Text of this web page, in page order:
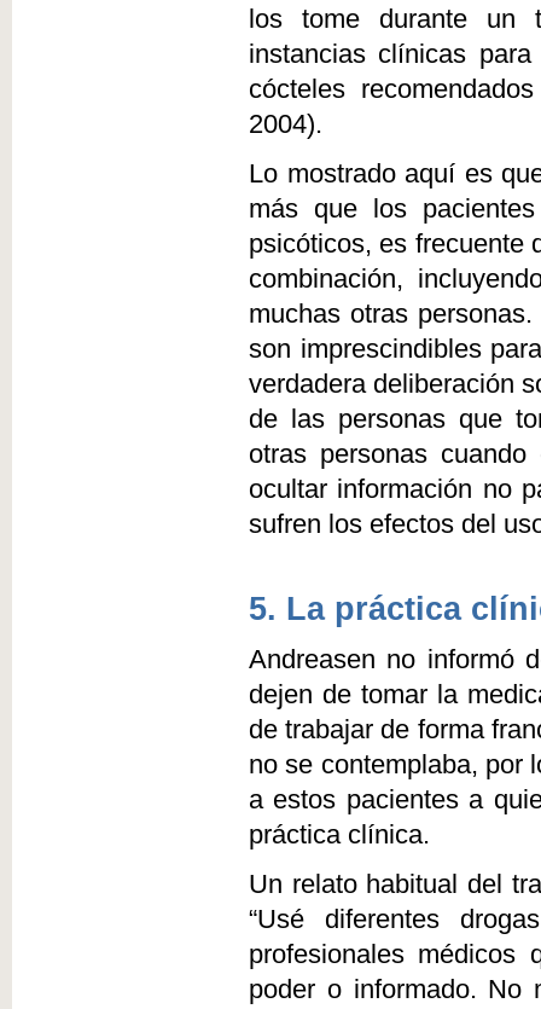
los tome durante un
instancias clínicas
cócteles
2004).
Lo mostrado aquí es
más que los
psicóticos, es frecuente
combinación,
muchas otras
son imprescindibles
verdadera deliberación
de las personas que
otras personas
ocultar información no
sufren los efectos del
5. La práctica
Andreasen no informó
dejen de tomar la
de trabajar de forma
no se contemplaba, por
a estos pacientes a
práctica clínica.
Un relato habitual del
“Usé diferentes
profesionales médicos
poder o informado. No